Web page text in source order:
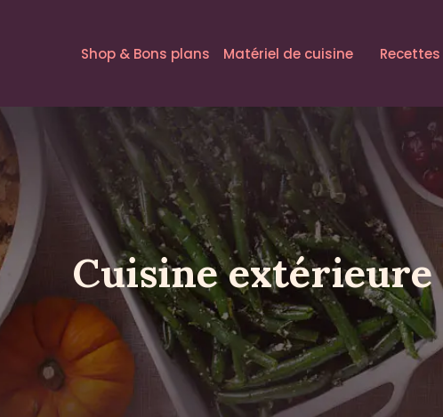
Matériel de cuisine
Shop & Bons plans
Cuisine extérieure